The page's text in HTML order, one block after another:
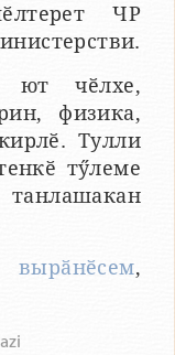
ЧР
ют чӗлхе,
физика,
Тулли
тӳлеме
вырӑнӗсем,